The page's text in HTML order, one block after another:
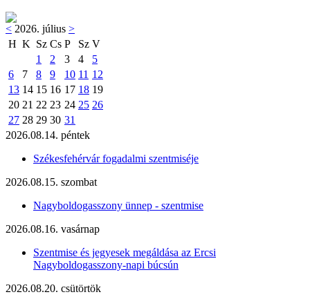
< 2026. július >
H K Sz Cs P Sz V
1
2 3 4
5
6
7 8 9 10 11 12
13 14 15 16 17 18 19
20 21 22 23 24 25 26
27 28 29 30 31
2026.08.14. péntek
Székesfehérvár fogadalmi szentmiséje
2026.08.15. szombat
Nagyboldogasszony ünnep - szentmise
2026.08.16. vasárnap
Szentmise és jegyesek megáldása az Ercsi
Nagyboldogasszony-napi búcsún
2026.08.20. csütörtök